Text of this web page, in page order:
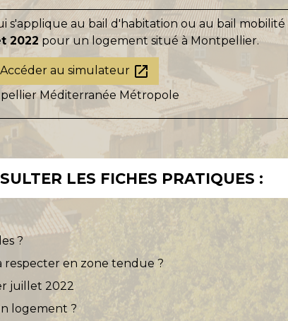
au bail d'habitation ou au bail mobilité
2022 pour un logement situé à Montpellier.
Accéder au simulateur open_in_new
Méditerranée Métropole
LES FICHES PRATIQUES :
?
respecter en zone tendue ?
juillet 2022
logement ?